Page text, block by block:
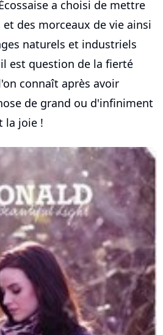
a choisi de mettre
des morceaux de vie ainsi
naturels et industriels
est question de la fierté
connaît après avoir
de grand ou d'infiniment
la joie !